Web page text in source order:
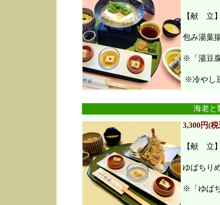
【献 立
包み湯葉
※「湯豆
※冷やし
海老
3,300円(
【献 立
ゆばちり
※「ゆば